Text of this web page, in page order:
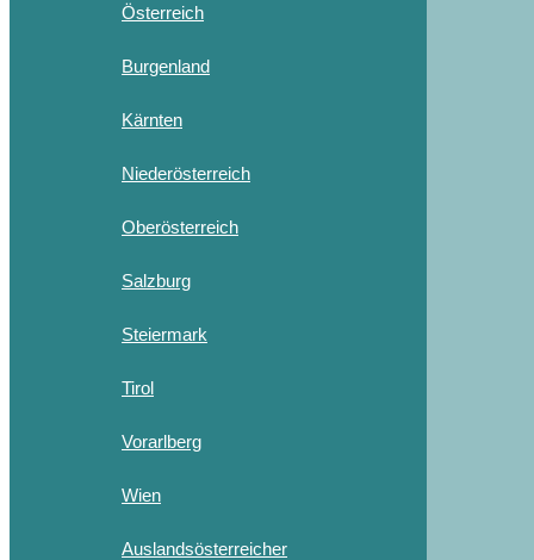
Österreich
Burgenland
Kärnten
Niederösterreich
Oberösterreich
Salzburg
Steiermark
Tirol
Vorarlberg
Wien
Auslandsösterreicher